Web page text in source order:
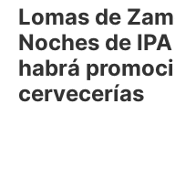
Lomas de
Noches de
habrá
cervecerías